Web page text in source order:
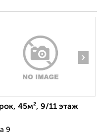
›
45м², 9/11 этаж
9